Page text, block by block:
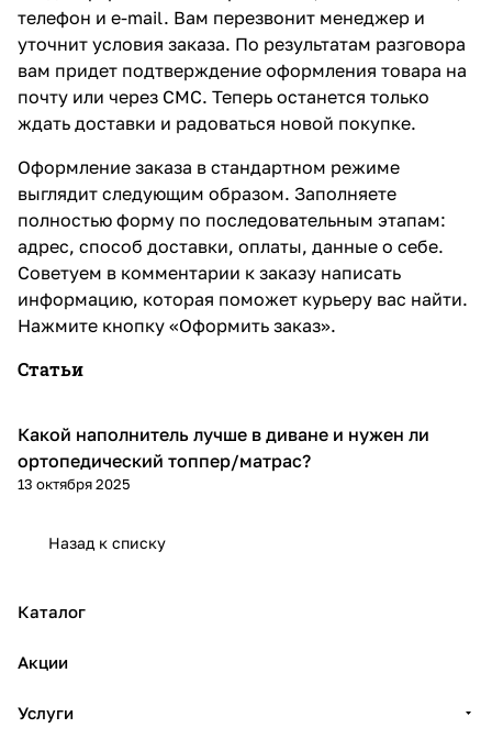
телефон и e-mail. Вам перезвонит менеджер и
уточнит условия заказа. По результатам разговора
вам придет подтверждение оформления товара на
почту или через СМС. Теперь останется только
ждать доставки и радоваться новой покупке.
Оформление заказа в стандартном режиме
выглядит следующим образом. Заполняете
полностью форму по последовательным этапам:
адрес, способ доставки, оплаты, данные о себе.
Советуем в комментарии к заказу написать
информацию, которая поможет курьеру вас найти.
Нажмите кнопку «Оформить заказ».
Статьи
Диваны и кресла
Какой наполнитель лучше в диване и нужен ли
ортопедический топпер/матрас?
13 октября 2025
Назад к списку
Каталог
Акции
Услуги